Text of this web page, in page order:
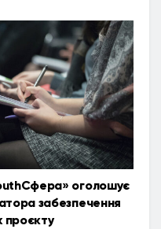
оголошує
забезпечення
проєкту